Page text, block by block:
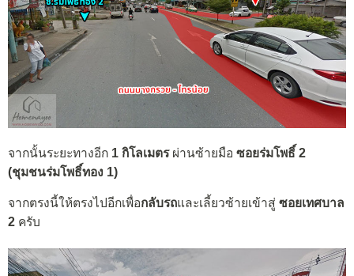
จากนั้นระยะทางอีก 1 กิโลเมตรผ่านซ้ายมือ ซอยร่มโพธิ์ 2
(ชุมชนร่มโพธิ์ทอง 1)
จากตรงนี้ให้ตรงไปอีกเพื่อกลับรถและเลี้ยวซ้ายเข้าสู่ ซอยเทศบาล
2 ครับ